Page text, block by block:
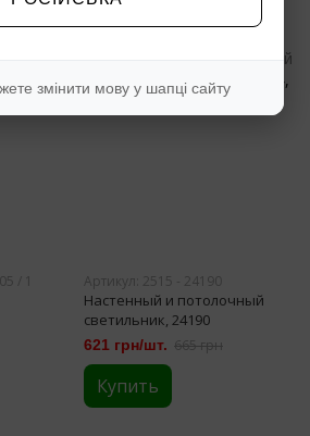
/ 1 Артикул: 2515 - 24190
Настенный и потолочный
светильник, 24190
621 грн/шт. 665 грн
Купить
змінити мову у шапці сайту